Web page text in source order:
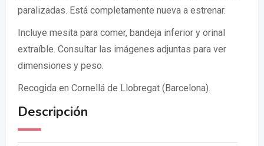
paralizadas. Está completamente nueva a estrenar.
Incluye mesita para comer, bandeja inferior y orinal
extraíble. Consultar las imágenes adjuntas para ver
dimensiones y peso.
Recogida en Cornellá de Llobregat (Barcelona).
Descripción